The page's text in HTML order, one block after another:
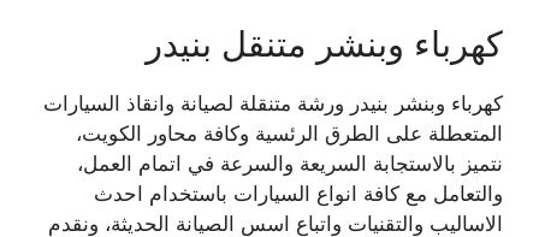
كهرباء وبنشر متنقل بنيدر
كهرباء وبنشر بنيدر ورشة متنقلة لصيانة وانقاذ السيارات
المتعطلة على الطرق الرئسية وكافة محاور الكويت،
نتميز بالاستجابة السريعة والسرعة في اتمام العمل،
والتعامل مع كافة انواع السيارات باستخدام احدث
الاساليب والتقنيات واتباع اسس الصيانة الحديثة، ونقدم